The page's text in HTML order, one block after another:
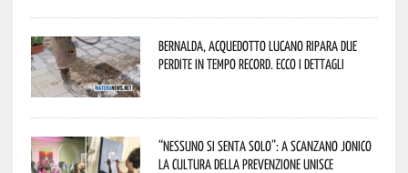
Bernalda, Acquedotto Lucano ripara due
perdite in tempo record. Ecco i dettagli
“Nessuno si senta solo”: a Scanzano Jonico
la cultura della prevenzione unisce